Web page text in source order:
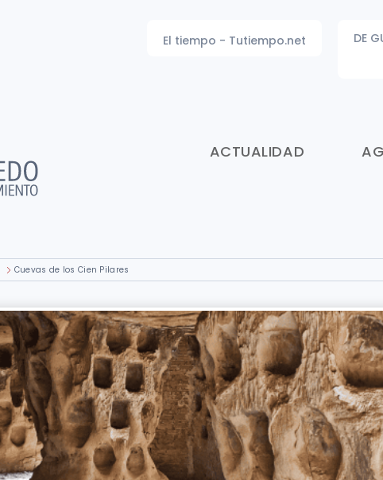
DE
El tiempo - Tutiempo.net
ACTUALIDAD
Cuevas de los Cien Pilares